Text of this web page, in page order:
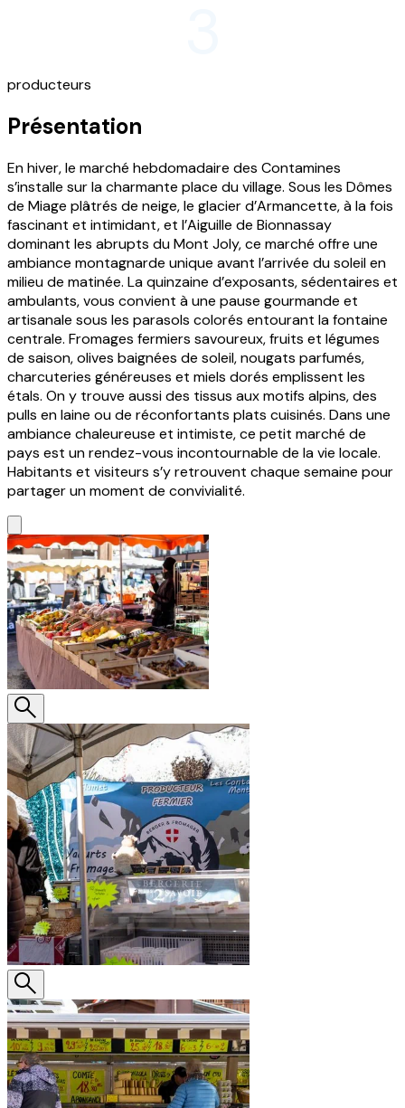
producteurs
Présentation
En hiver, le marché hebdomadaire des Contamines
s’installe sur la charmante place du village. Sous les Dômes
de Miage plâtrés de neige, le glacier d’Armancette, à la fois
fascinant et intimidant, et l’Aiguille de Bionnassay
dominant les abrupts du Mont Joly, ce marché offre une
ambiance montagnarde unique avant l’arrivée du soleil en
milieu de matinée. La quinzaine d’exposants, sédentaires et
ambulants, vous convient à une pause gourmande et
artisanale sous les parasols colorés entourant la fontaine
centrale. Fromages fermiers savoureux, fruits et légumes
de saison, olives baignées de soleil, nougats parfumés,
charcuteries généreuses et miels dorés emplissent les
étals. On y trouve aussi des tissus aux motifs alpins, des
pulls en laine ou de réconfortants plats cuisinés. Dans une
ambiance chaleureuse et intimiste, ce petit marché de
pays est un rendez-vous incontournable de la vie locale.
Habitants et visiteurs s’y retrouvent chaque semaine pour
partager un moment de convivialité.